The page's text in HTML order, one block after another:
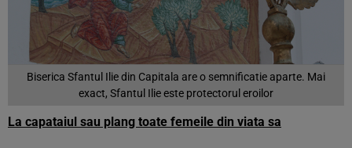
Biserica Sfantul Ilie din Capitala are o semnificatie aparte. Mai
exact, Sfantul Ilie este protectorul eroilor
La capataiul sau plang toate femeile din viata sa